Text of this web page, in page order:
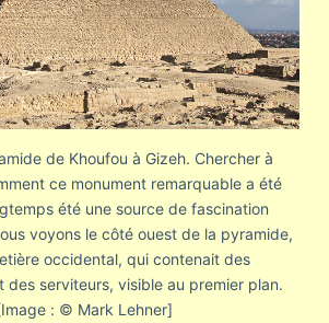
de Khoufou à Gizeh. Chercher à
ce monument remarquable a été
été une source de fascination
voyons le côté ouest de la pyramide,
occidental, qui contenait des
des serviteurs, visible au premier plan.
: © Mark Lehner]